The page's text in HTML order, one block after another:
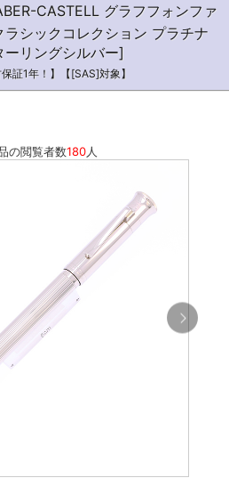
CASTELL グラフフォンファ
シックコレクション プラチナ
リングシルバー]
証1年！】【[SAS]対象】
の閲覧者数180人